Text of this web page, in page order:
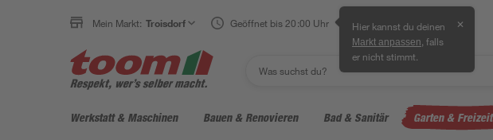
Mein Markt: Troisdorf Geöffnet bis 20:00 Uhr Hier kannst du deinen
Markt anpassen , falls
er nicht stimmt.
✕
Werkstatt & Maschinen Bauen & Renovieren Bad & Sanitär Garten & Freizeit